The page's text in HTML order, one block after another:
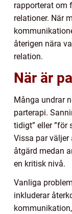
rapporterat om
relationer. När
återigen nära
relation.
När är
Många undrar
parterapi.
tidigt” eller ”för
Vissa par
åtgärd medan
en kritisk nivå.
Vanliga
inkluderar